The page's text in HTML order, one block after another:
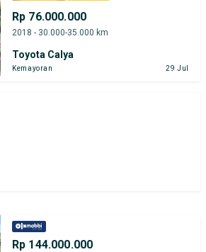
Rp 76.000.000
2018 - 30.000-35.000 km
Toyota Calya
Kemayoran 29 Jul
Rp 144.000.000